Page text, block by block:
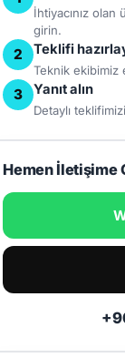
İhtiyacınız
girin.
2 Teklifi
Teknik ekibimiz
3 Yanıt alın
Detaylı
Hemen İletişime